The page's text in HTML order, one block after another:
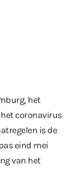
het
coronavirus
is de
eind mei
van het